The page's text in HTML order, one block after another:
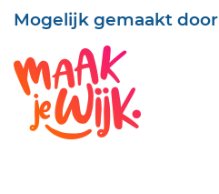
Mogelijk gemaakt door